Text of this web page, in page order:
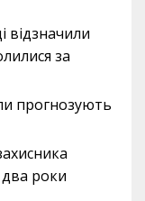
відзначили
за
прогнозують
роки